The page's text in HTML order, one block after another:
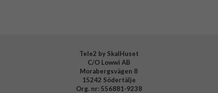
Tele2 by SkalHuset
C/O Lowwi AB
Morabergsvägen 8
15242 Södertälje
Org. nr: 556881-9238